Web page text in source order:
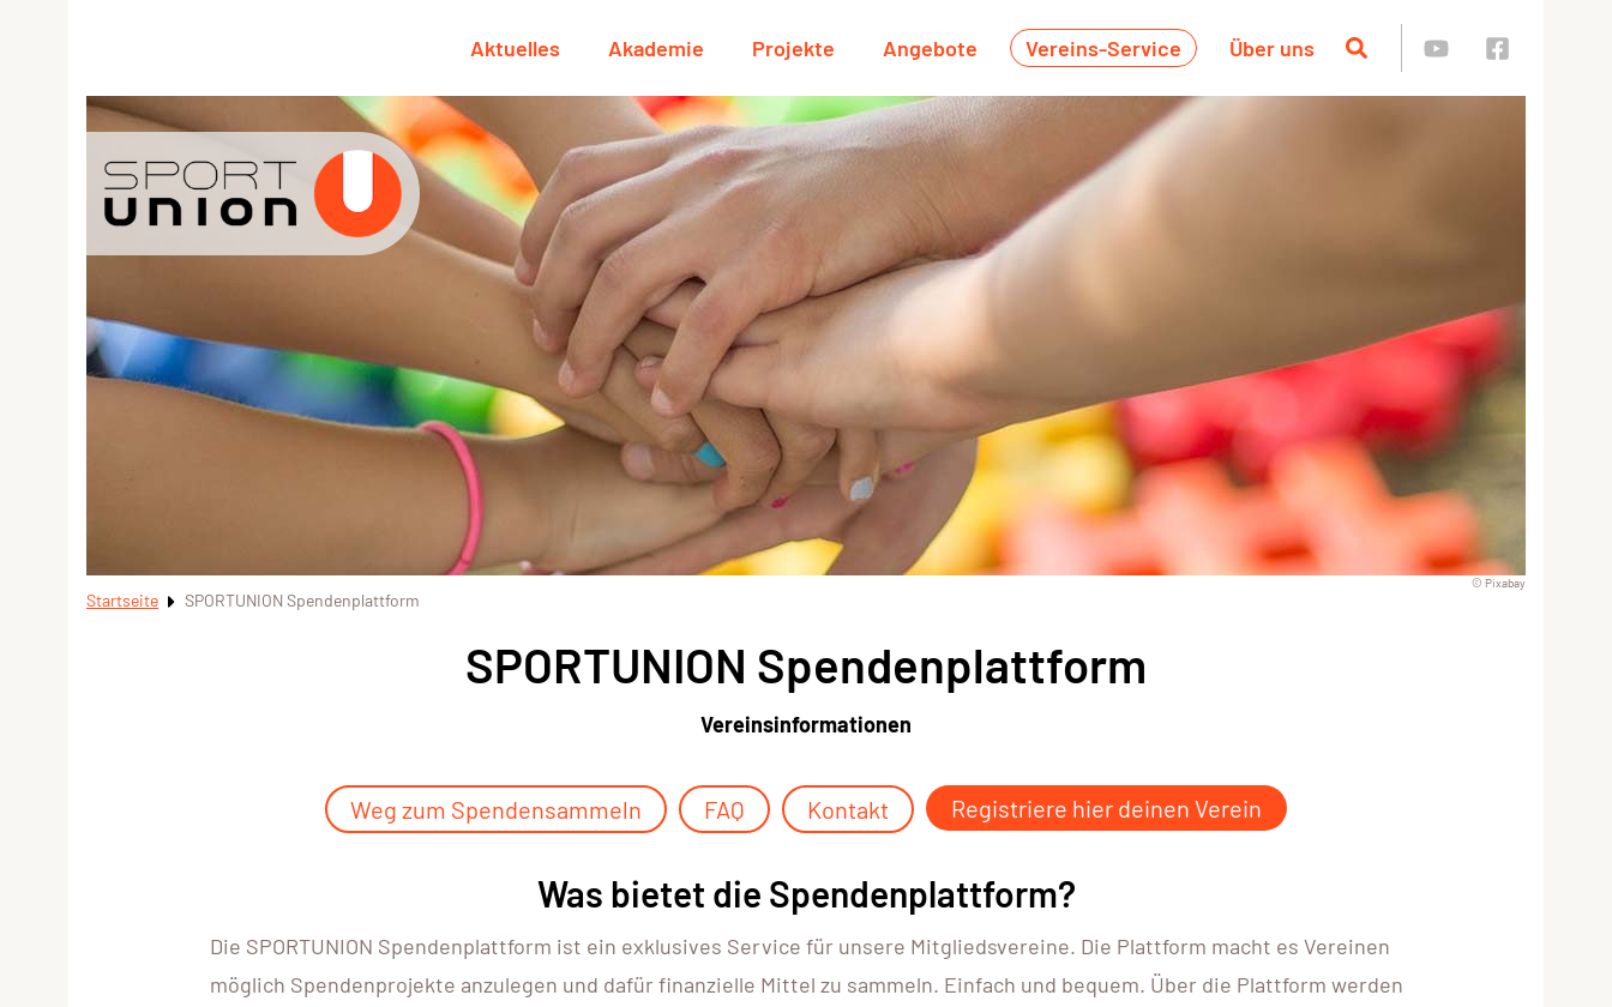
Aktuelles Akademie Projekte Angebote Vereins-Service Über uns
© Pixabay
Startseite SPORTUNION Spendenplattform
SPORTUNION Spendenplattform
Vereinsinformationen
Weg zum Spendensammeln FAQ Kontakt Registriere hier deinen Verein
Was bietet die Spendenplattform?
Die SPORTUNION Spendenplattform ist ein exklusives Service für unsere Mitgliedsvereine. Die Plattform macht es Vereinen
möglich Spendenprojekte anzulegen und dafür finanzielle Mittel zu sammeln. Einfach und bequem. Über die Plattform werden